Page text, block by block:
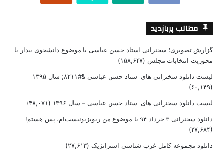
مطالب پربازدید
گزارش تصویری؛ سخنرانی استاد حسن عباسی با موضوع دانشجوی بیدار با
محوریت انتخابات مجلس (۱۵۸,۶۴۷)
لیست دانلود سخنرانی های استاد حسن عباسی &#۸۲۱۱; سال ۱۳۹۵
(۶۰,۱۴۹)
لیست دانلود سخنرانی های استاد حسن عباسی – سال ۱۳۹۶ (۴۸,۰۷۱)
دانلود سخنرانی ۳ خرداد ۹۴ با موضوع من ریویزیونیست‌ام، پس هستم!
(۳۷,۶۸۴)
دانلود مجموعه کامل غرب شناسی استراتژیک (۲۷,۶۱۳)